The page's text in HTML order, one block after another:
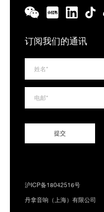
订阅我们的通讯
沪ICP备18042516号
丹拿音响（上海）有限公司